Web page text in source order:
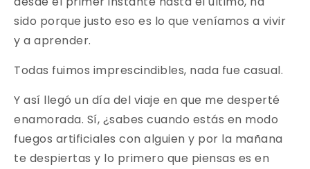
sido porque justo eso es lo que veníamos a vivir
y a aprender.
Todas fuimos imprescindibles, nada fue casual.
Y así llegó un día del viaje en que me desperté
enamorada. Sí, ¿sabes cuando estás en modo
fuegos artificiales con alguien y por la mañana
te despiertas y lo primero que piensas es en